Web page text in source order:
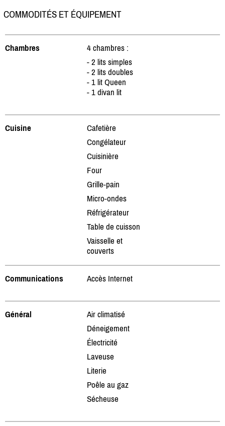
COMMODITÉS ET ÉQUIPEMENT
Chambres
4 chambres :
- 2 lits simples
- 2 lits doubles
- 1 lit Queen
- 1 divan lit
Cuisine
Cafetière
Congélateur
Cuisinière
Four
Grille-pain
Micro-ondes
Réfrigérateur
Table de cuisson
Vaisselle et
couverts
Communications Accès Internet
Général
Air climatisé
Déneigement
Électricité
Laveuse
Literie
Poêle au gaz
Sécheuse